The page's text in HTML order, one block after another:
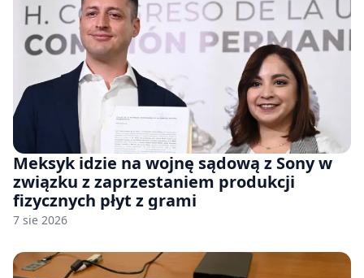
Meksyk idzie na wojnę sądową z Sony w
związku z zaprzestaniem produkcji
fizycznych płyt z grami
7 sie 2026